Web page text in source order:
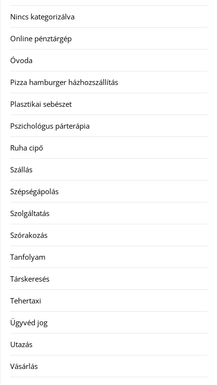
Nincs kategorizálva
Online pénztárgép
Óvoda
Pizza hamburger házhozszállítás
Plasztikai sebészet
Pszichológus párterápia
Ruha cipő
Szállás
Szépségápolás
Szolgáltatás
Szórakozás
Tanfolyam
Társkeresés
Tehertaxi
Ügyvéd jog
Utazás
Vásárlás